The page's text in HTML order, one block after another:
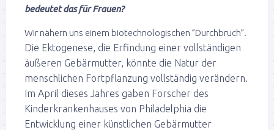
bedeutet das für Frauen?
Wir nähern uns einem biotechnologischen ”Durchbruch”.
Die Ektogenese, die Erfindung einer vollständigen
äußeren Gebärmutter, könnte die Natur der
menschlichen Fortpflanzung vollständig verändern.
Im April dieses Jahres gaben Forscher des
Kinderkrankenhauses von Philadelphia die
Entwicklung einer künstlichen Gebärmutter